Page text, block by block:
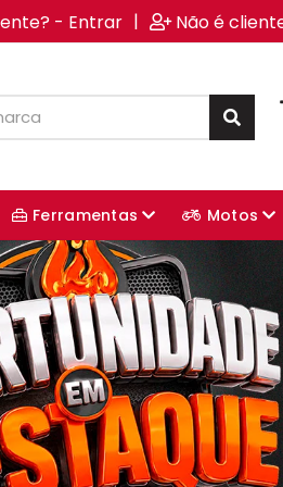
- Entrar | Não é
Ferramentas Motos